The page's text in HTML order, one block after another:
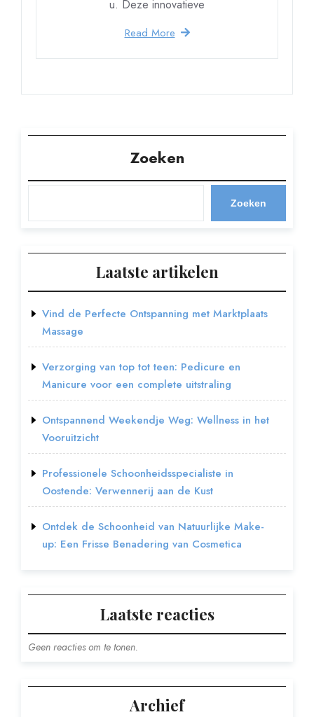
u. Deze innovatieve
Read More
Zoeken
Zoeken
Laatste artikelen
Vind de Perfecte Ontspanning met Marktplaats
Massage
Verzorging van top tot teen: Pedicure en
Manicure voor een complete uitstraling
Ontspannend Weekendje Weg: Wellness in het
Vooruitzicht
Professionele Schoonheidsspecialiste in
Oostende: Verwennerij aan de Kust
Ontdek de Schoonheid van Natuurlijke Make-
up: Een Frisse Benadering van Cosmetica
Laatste reacties
Geen reacties om te tonen.
Archief